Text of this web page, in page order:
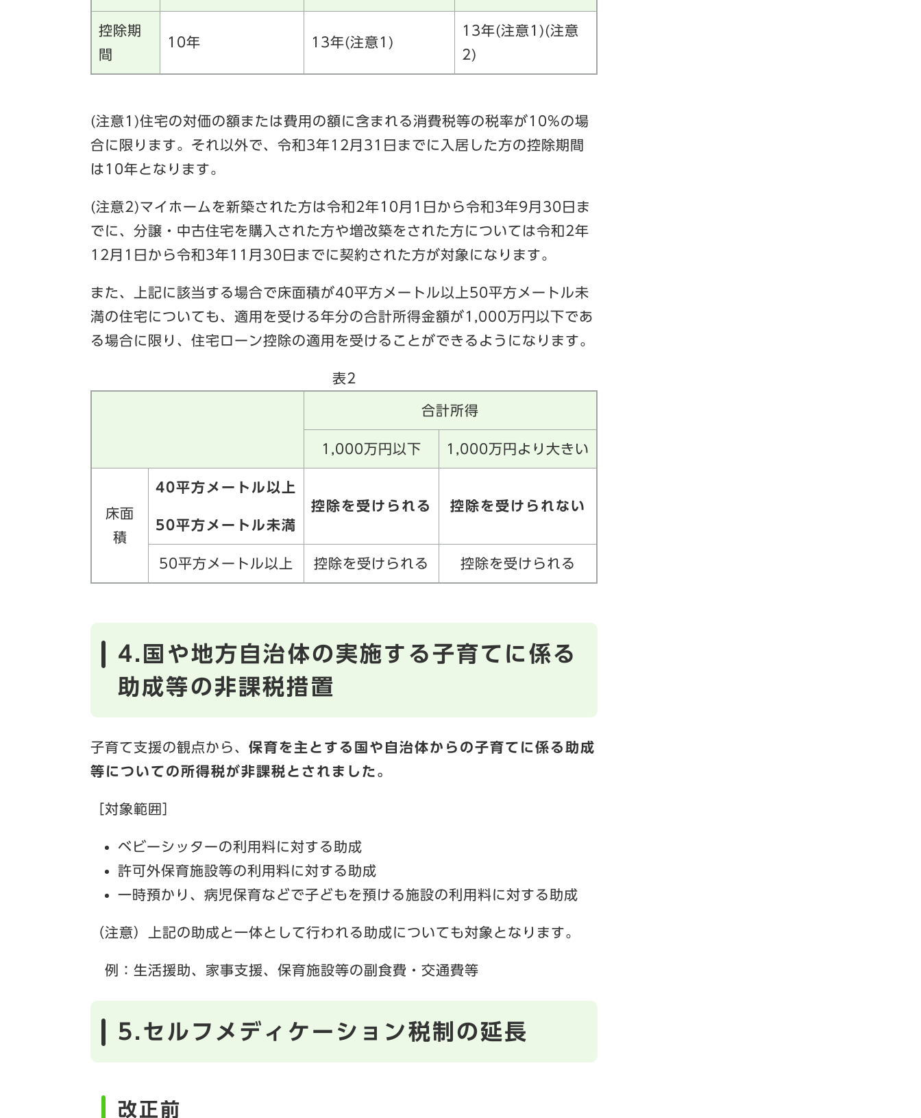
控除期
間
10年 13年(注意1)
13年(注意1)(注意
2)
(注意1)住宅の対価の額または費用の額に含まれる消費税等の税率が10%の場
合に限ります。それ以外で、令和3年12月31日までに入居した方の控除期間
は10年となります。
(注意2)マイホームを新築された方は令和2年10月1日から令和3年9月30日ま
でに、分譲・中古住宅を購入された方や増改築をされた方については令和2年
12月1日から令和3年11月30日までに契約された方が対象になります。
また、上記に該当する場合で床面積が40平方メートル以上50平方メートル未
満の住宅についても、適用を受ける年分の合計所得金額が1,000万円以下であ
る場合に限り、住宅ローン控除の適用を受けることができるようになります。
表2
合計所得
1,000万円以下 1,000万円より大きい
床面
積
40平方メートル以上
50平方メートル未満
控除を受けられる 控除を受けられない
50平方メートル以上 控除を受けられる 控除を受けられる
4.国や地方自治体の実施する子育てに係る
助成等の非課税措置
子育て支援の観点から、 保育を主とする国や自治体からの子育てに係る助成
等についての所得税が非課税とされました。
［対象範囲］
ベビーシッターの利用料に対する助成
許可外保育施設等の利用料に対する助成
一時預かり、病児保育などで子どもを預ける施設の利用料に対する助成
（注意）上記の助成と一体として行われる助成についても対象となります。
例：生活援助、家事支援、保育施設等の副食費・交通費等
5.セルフメディケーション税制の延長
改正前